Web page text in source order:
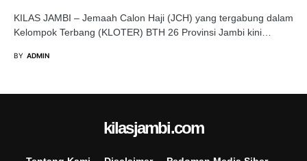
KILAS JAMBI – Jemaah Calon Haji (JCH) yang tergabung dalam
Kelompok Terbang (KLOTER) BTH 26 Provinsi Jambi kini…
BY ADMIN
kilasjambi.com